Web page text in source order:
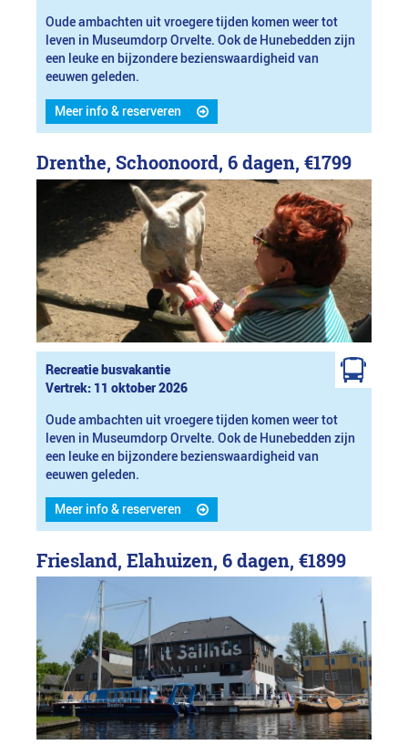
Oude ambachten uit vroegere tijden komen weer tot
leven in Museumdorp Orvelte. Ook de Hunebedden zijn
een leuke en bijzondere bezienswaardigheid van
eeuwen geleden.
Meer info & reserveren
Drenthe, Schoonoord, 6 dagen, €1799
Recreatie busvakantie
Vertrek: 11 oktober 2026
Oude ambachten uit vroegere tijden komen weer tot
leven in Museumdorp Orvelte. Ook de Hunebedden zijn
een leuke en bijzondere bezienswaardigheid van
eeuwen geleden.
Meer info & reserveren
Friesland, Elahuizen, 6 dagen, €1899